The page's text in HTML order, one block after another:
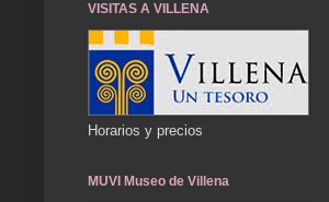
VISITAS A VILLENA
Horarios y precios
MUVI Museo de Villena